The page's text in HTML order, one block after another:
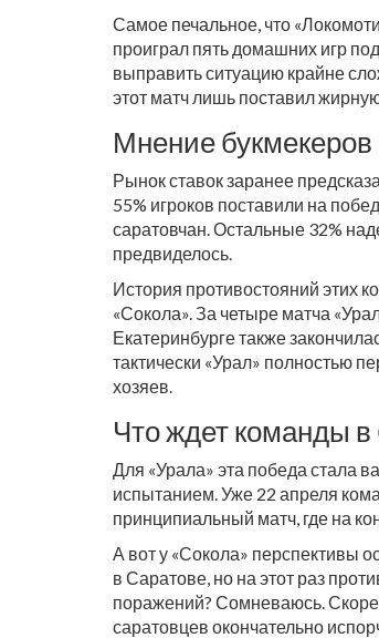
Самое печальное, что
проиграл пять домашних игр
выправить ситуацию крайне
этот матч лишь поставил
Мнение букмекеров
Рынок ставок заранее
55% игроков поставили на
саратовчан. Остальные 32%
предвиделось.
История противостояний этих
«Сокола». За четыре матча
Екатеринбурге также
тактически «Урал» полностью
хозяев.
Что ждет команды
Для «Урала» эта победа стала
испытанием. Уже 22 апреля
принципиальный матч, где на
А вот у «Сокола» перспективы
в Саратове, но на этот раз
поражений? Сомневаюсь.
саратовцев окончательно